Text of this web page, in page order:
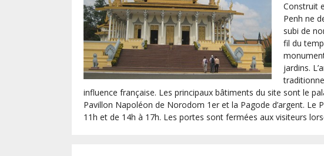
Construit
Penh ne
subi de
fil du
jardins.
influence française. Les principaux bâtiments du site sont le
Pavillon Napoléon de Norodom 1er et la Pagode d’argent. Le
11h et de 14h à 17h. Les portes sont fermées aux visiteurs